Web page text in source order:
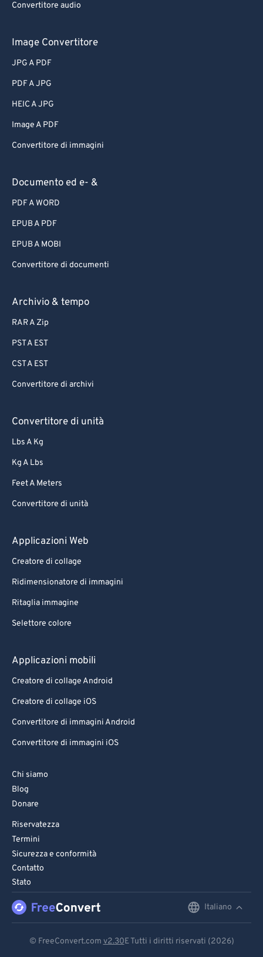
Convertitore audio
Image Convertitore
JPG A PDF
PDF A JPG
HEIC A JPG
Image A PDF
Convertitore di immagini
Documento ed e- &
PDF A WORD
EPUB A PDF
EPUB A MOBI
Convertitore di documenti
Archivio & tempo
RAR A Zip
PST A EST
CST A EST
Convertitore di archivi
Convertitore di unità
Lbs A Kg
Kg A Lbs
Feet A Meters
Convertitore di unità
Applicazioni Web
Creatore di collage
Ridimensionatore di immagini
Ritaglia immagine
Selettore colore
Applicazioni mobili
Creatore di collage Android
Creatore di collage iOS
Convertitore di immagini Android
Convertitore di immagini iOS
Chi siamo
Blog
Donare
Riservatezza
Termini
Sicurezza e conformità
Contatto
Stato
Italiano
© FreeConvert.com v2.30E Tutti i diritti riservati (2026)